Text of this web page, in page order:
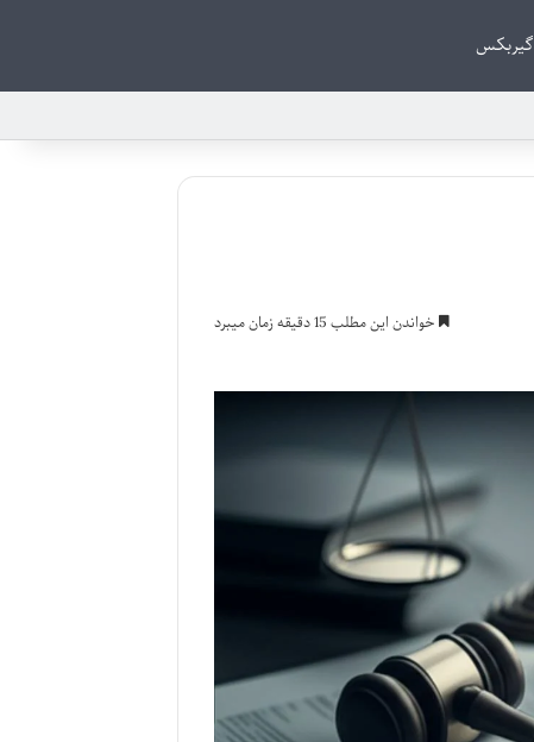
گیربکس
خواندن این مطلب 15 دقیقه زمان میبرد